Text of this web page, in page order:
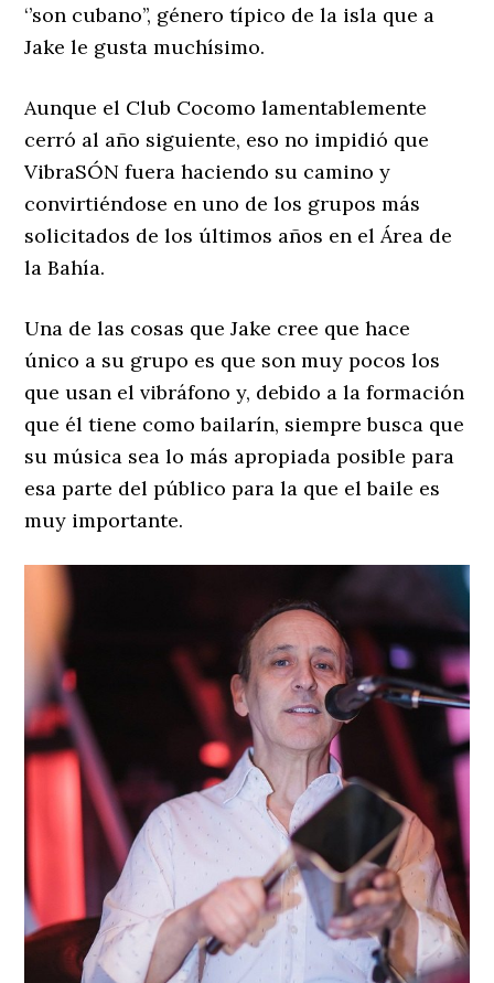
‘’son cubano’’, género típico de la isla que a
Jake le gusta muchísimo.
Aunque el Club Cocomo lamentablemente
cerró al año siguiente, eso no impidió que
VibraSÓN fuera haciendo su camino y
convirtiéndose en uno de los grupos más
solicitados de los últimos años en el Área de
la Bahía.
Una de las cosas que Jake cree que hace
único a su grupo es que son muy pocos los
que usan el vibráfono y, debido a la formación
que él tiene como bailarín, siempre busca que
su música sea lo más apropiada posible para
esa parte del público para la que el baile es
muy importante.